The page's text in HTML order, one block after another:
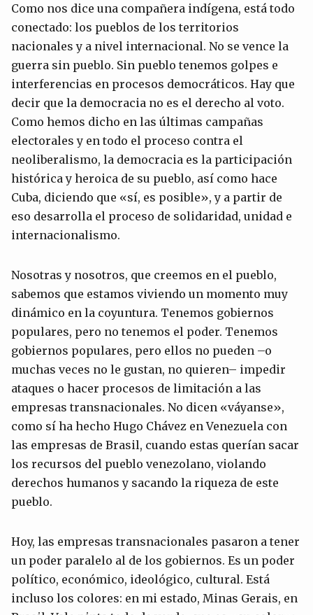
Como nos dice una compañera indígena, está todo
conectado: los pueblos de los territorios
nacionales y a nivel internacional. No se vence la
guerra sin pueblo. Sin pueblo tenemos golpes e
interferencias en procesos democráticos. Hay que
decir que la democracia no es el derecho al voto.
Como hemos dicho en las últimas campañas
electorales y en todo el proceso contra el
neoliberalismo, la democracia es la participación
histórica y heroica de su pueblo, así como hace
Cuba, diciendo que «sí, es posible», y a partir de
eso desarrolla el proceso de solidaridad, unidad e
internacionalismo.
Nosotras y nosotros, que creemos en el pueblo,
sabemos que estamos viviendo un momento muy
dinámico en la coyuntura. Tenemos gobiernos
populares, pero no tenemos el poder. Tenemos
gobiernos populares, pero ellos no pueden –o
muchas veces no le gustan, no quieren– impedir
ataques o hacer procesos de limitación a las
empresas transnacionales. No dicen «váyanse»,
como sí ha hecho Hugo Chávez en Venezuela con
las empresas de Brasil, cuando estas querían sacar
los recursos del pueblo venezolano, violando
derechos humanos y sacando la riqueza de este
pueblo.
Hoy, las empresas transnacionales pasaron a tener
un poder paralelo al de los gobiernos. Es un poder
político, económico, ideológico, cultural. Está
incluso los colores: en mi estado, Minas Gerais, en